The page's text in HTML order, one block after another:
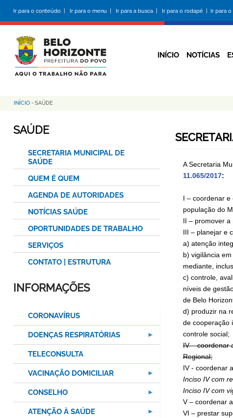
conteúdo
principal
Ir para o conteúdo | Ir para o menu | Ir para a busca | Ir para o rodapé | Ir para o
INÍCIO NOTÍCIAS
Trilha
de
INÍCIO - SAÚDE
A Secretaria
11.065/2017:
I – coordenar
população do
II – promover a
III – planejar e
a) atenção
b) vigilância
mediante,
c) controle,
níveis de
de Belo
d) produzir na
de cooperação
controle social;
IV – coordenar
Regional;
IV - coordenar
Inciso IV com
Inciso IV com
V – coordenar
VI – prestar
SAÚDE
SECRETARIA MUNICIPAL DE
SAÚDE
QUEM É QUEM
AGENDA DE AUTORIDADES
NOTÍCIAS SAÚDE
OPORTUNIDADES DE TRABALHO
SERVIÇOS
CONTATO | ESTRUTURA
INFORMAÇÕES
CORONAVÍRUS
DOENÇAS RESPIRATÓRIAS
TELECONSULTA
VACINAÇÃO DOMICILIAR
CONSELHO
ATENÇÃO À SAÚDE